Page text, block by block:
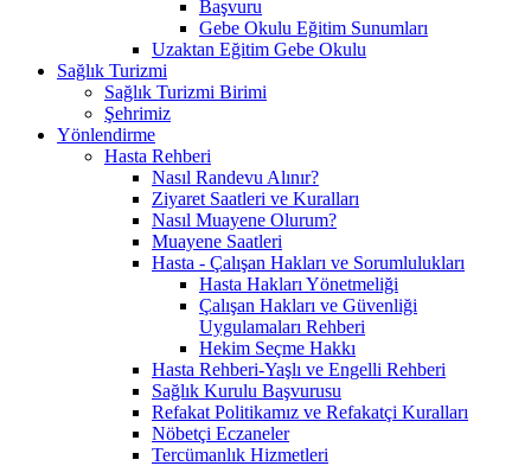
Başvuru
Gebe Okulu Eğitim Sunumları
Uzaktan Eğitim Gebe Okulu
Sağlık Turizmi
Sağlık Turizmi Birimi
Şehrimiz
Yönlendirme
Hasta Rehberi
Nasıl Randevu Alınır?
Ziyaret Saatleri ve Kuralları
Nasıl Muayene Olurum?
Muayene Saatleri
Hasta - Çalışan Hakları ve Sorumlulukları
Hasta Hakları Yönetmeliği
Çalışan Hakları ve Güvenliği
Uygulamaları Rehberi
Hekim Seçme Hakkı
Hasta Rehberi-Yaşlı ve Engelli Rehberi
Sağlık Kurulu Başvurusu
Refakat Politikamız ve Refakatçi Kuralları
Nöbetçi Eczaneler
Tercümanlık Hizmetleri